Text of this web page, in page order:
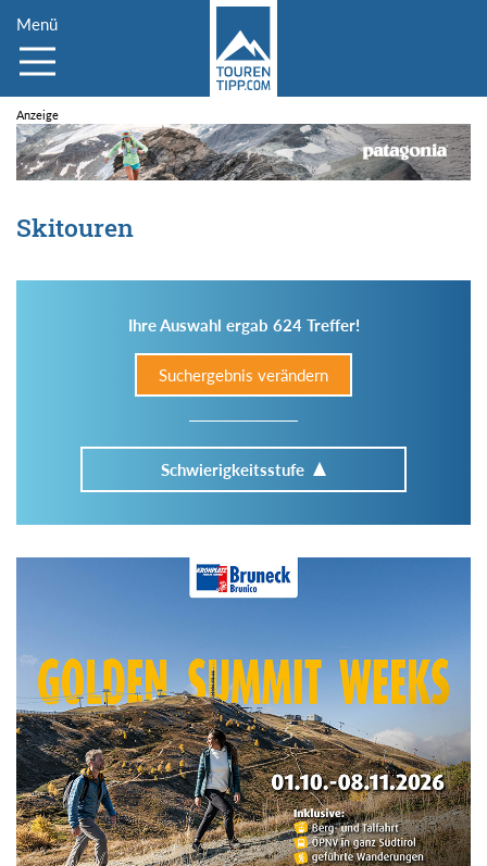
Menü
Skitouren
Ihre Auswahl ergab 624 Treffer!
Suchergebnis verändern
Schwierigkeitsstufe
Im Tourenarchiv suchen
Region:
Gebirge: